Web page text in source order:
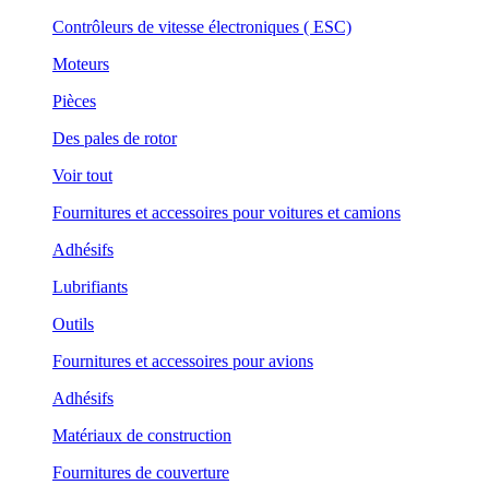
Contrôleurs de vitesse électroniques ( ESC)
Moteurs
Pièces
Des pales de rotor
Voir tout
Fournitures et accessoires pour voitures et camions
Adhésifs
Lubrifiants
Outils
Fournitures et accessoires pour avions
Adhésifs
Matériaux de construction
Fournitures de couverture